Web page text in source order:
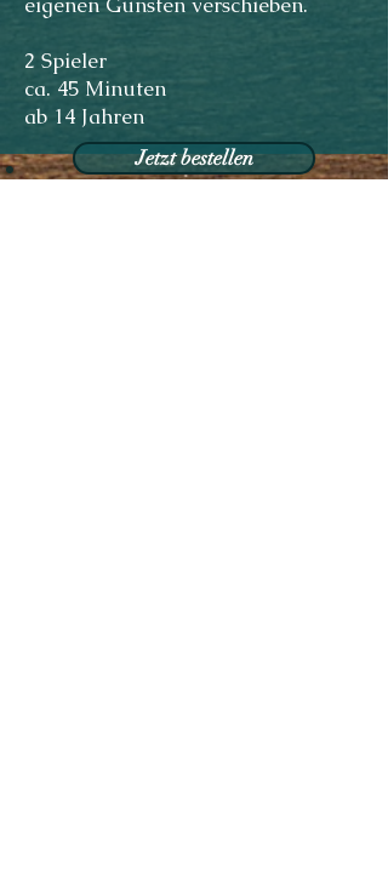
2 Spieler
ca. 45 Minuten
ab 14 Jahren
Jetzt bestellen